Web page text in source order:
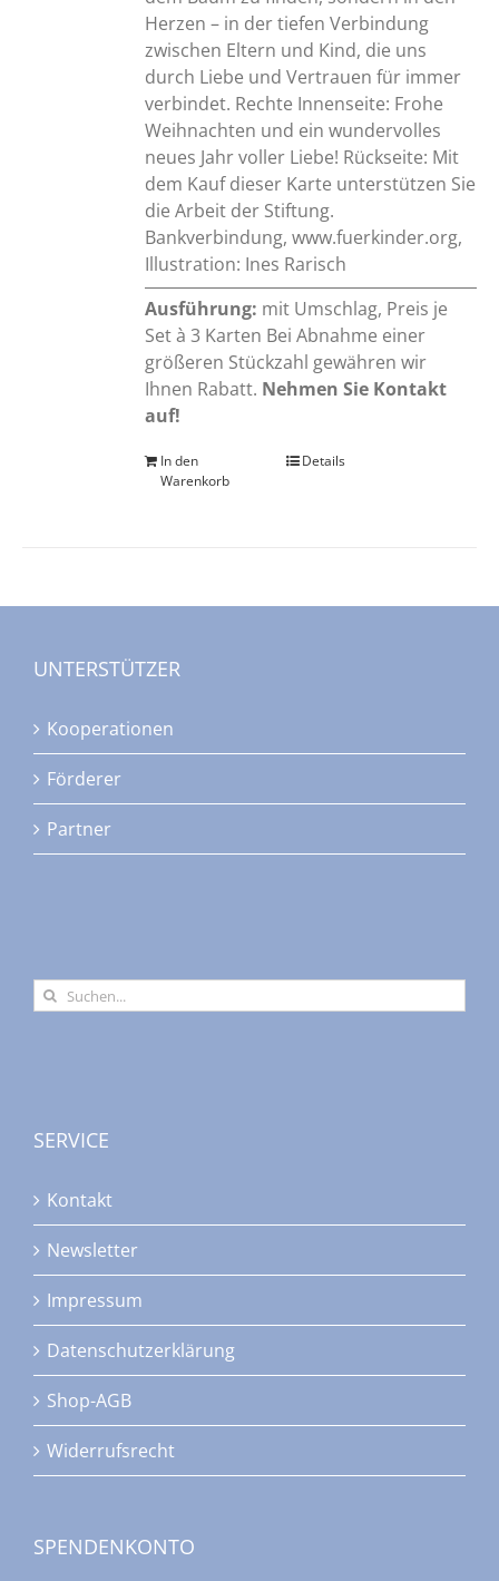
Herzen – in der tiefen Verbindung
zwischen Eltern und Kind, die uns
durch Liebe und Vertrauen für immer
verbindet. Rechte Innenseite: Frohe
Weihnachten und ein wundervolles
neues Jahr voller Liebe! Rückseite: Mit
dem Kauf dieser Karte unterstützen Sie
die Arbeit der Stiftung.
Bankverbindung, www.fuerkinder.org,
Illustration: Ines Rarisch
Ausführung: mit Umschlag, Preis je
Set à 3 Karten Bei Abnahme einer
größeren Stückzahl gewähren wir
Ihnen Rabatt. Nehmen Sie Kontakt
auf!
In den
Warenkorb
Details
UNTERSTÜTZER
Kooperationen
Förderer
Partner
Suche
nach:
SERVICE
Kontakt
Newsletter
Impressum
Datenschutzerklärung
Shop-AGB
Widerrufsrecht
SPENDENKONTO